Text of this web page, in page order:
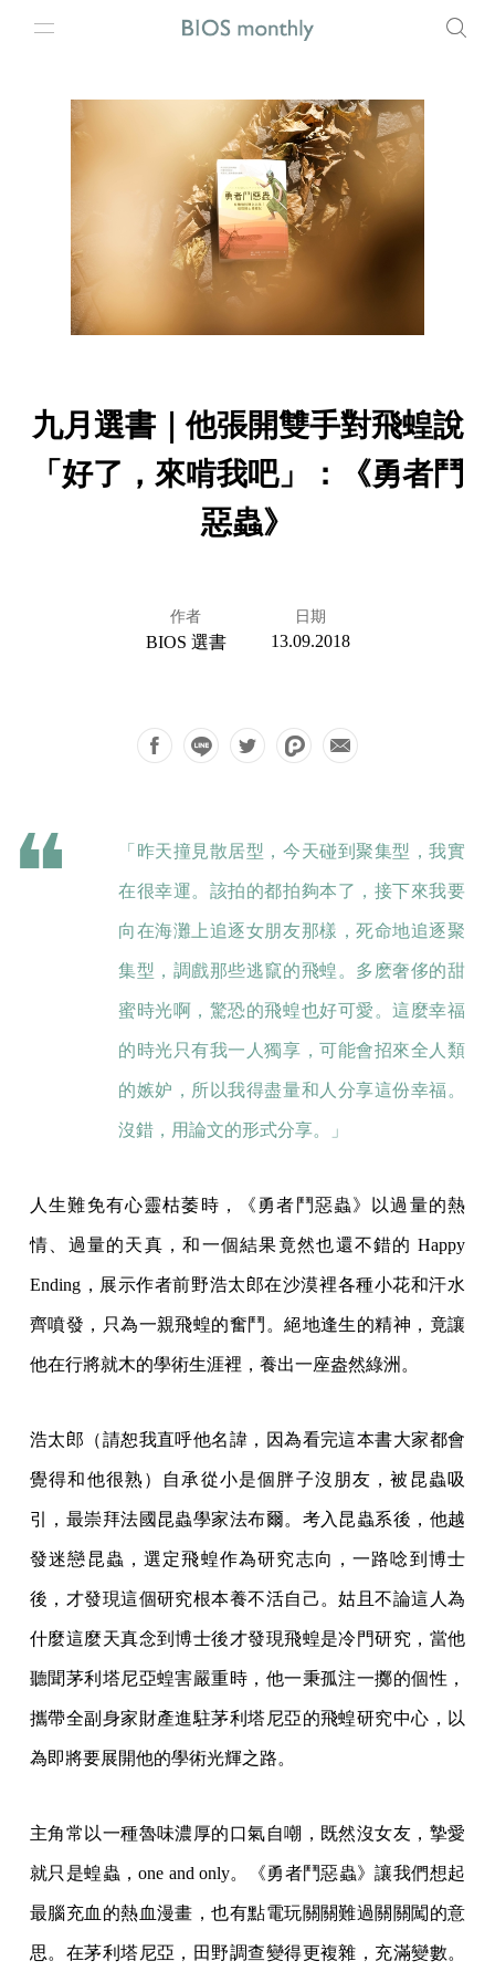
九月選書｜他張開雙手對飛蝗說
「好了，來啃我吧」：《勇者鬥
惡蟲》
作者
BIOS 選書
日期
13.09.2018
「昨天撞見散居型，今天碰到聚集型，我實
在很幸運。該拍的都拍夠本了，接下來我要
向在海灘上追逐女朋友那樣，死命地追逐聚
集型，調戲那些逃竄的飛蝗。多麽奢侈的甜
蜜時光啊，驚恐的飛蝗也好可愛。這麼幸福
的時光只有我一人獨享，可能會招來全人類
的嫉妒，所以我得盡量和人分享這份幸福。
沒錯，用論文的形式分享。」
人生難免有心靈枯萎時，《勇者鬥惡蟲》以過量的熱
情、過量的天真，和一個結果竟然也還不錯的 Happy
Ending，展示作者前野浩太郎在沙漠裡各種小花和汗水
齊噴發，只為一親飛蝗的奮鬥。絕地逢生的精神，竟讓
他在行將就木的學術生涯裡，養出一座盎然綠洲。
浩太郎（請恕我直呼他名諱，因為看完這本書大家都會
覺得和他很熟）自承從小是個胖子沒朋友，被昆蟲吸
引，最崇拜法國昆蟲學家法布爾。考入昆蟲系後，他越
發迷戀昆蟲，選定飛蝗作為研究志向，一路唸到博士
後，才發現這個研究根本養不活自己。姑且不論這人為
什麼這麼天真念到博士後才發現飛蝗是冷門研究，當他
聽聞茅利塔尼亞蝗害嚴重時，他一秉孤注一擲的個性，
攜帶全副身家財產進駐茅利塔尼亞的飛蝗研究中心，以
為即將要展開他的學術光輝之路。
主角常以一種魯味濃厚的口氣自嘲，既然沒女友，摯愛
就只是蝗蟲，one and only。《勇者鬥惡蟲》讓我們想起
最腦充血的熱血漫畫，也有點電玩關關難過關關闖的意
思。在茅利塔尼亞，田野調查變得更複雜，充滿變數。